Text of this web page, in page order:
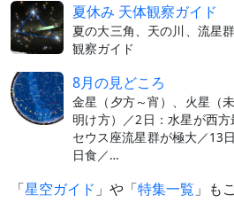
夏休み 天体観察ガイド
夏の大三角、天の川、流星
観察ガイド
8月の見どころ
金星（夕方～宵）、火星（
明け方）／2日：水星が西
セウス座流星群が極大／13
日食／…
「星空ガイド 」や「特集一覧 」も